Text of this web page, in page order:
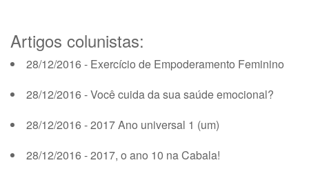
Artigos colunistas:
28/12/2016 - Exercício de Empoderamento Feminino
28/12/2016 - Você cuida da sua saúde emocional?
28/12/2016 - 2017 Ano universal 1 (um)
28/12/2016 - 2017, o ano 10 na Cabala!